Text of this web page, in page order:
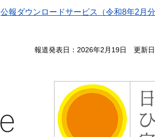
公報ダウンロードサービス（令和8年2月分
報道発表日：2026年2月19日 更新